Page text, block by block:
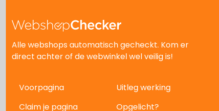
Alle webshops automatisch gecheckt. Kom er
direct achter of de webwinkel wel veilig is!
Voorpagina
Uitleg werking
Claim je pagina
Opgelicht?